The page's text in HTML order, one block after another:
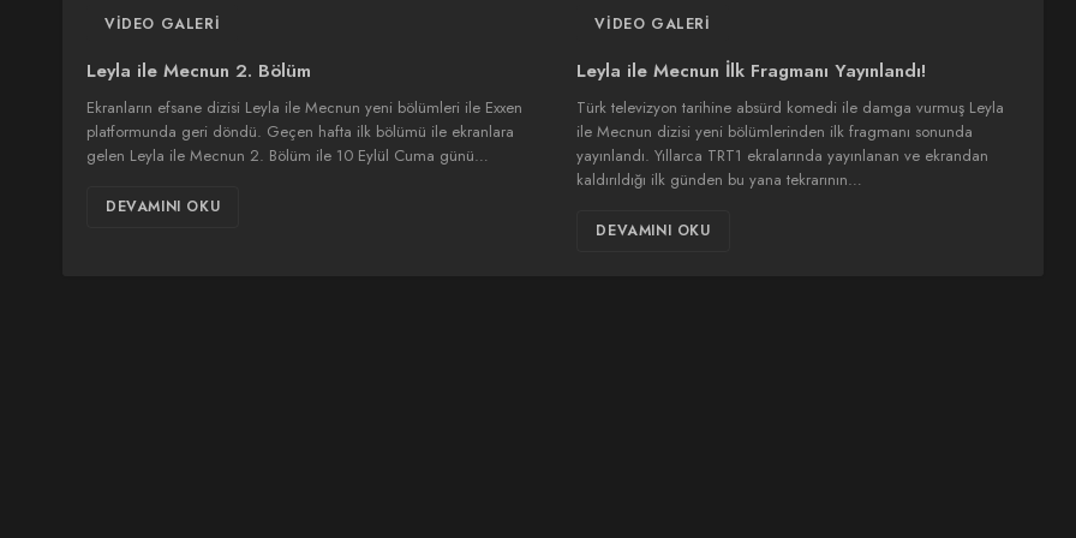
VIDEO GALERI
Leyla ile Mecnun 2. Bölüm
Ekranların efsane dizisi Leyla ile Mecnun yeni bölümleri ile Exxen
platformunda geri döndü. Geçen hafta ilk bölümü ile ekranlara
gelen Leyla ile Mecnun 2. Bölüm ile 10 Eylül Cuma günü…
DEVAMINI OKU
VIDEO GALERI
Leyla ile Mecnun İlk Fragmanı Yayınlandı!
Türk televizyon tarihine absürd komedi ile damga vurmuş Leyla
ile Mecnun dizisi yeni bölümlerinden ilk fragmanı sonunda
yayınlandı. Yıllarca TRT1 ekralarında yayınlanan ve ekrandan
kaldırıldığı ilk günden bu yana tekrarının…
DEVAMINI OKU